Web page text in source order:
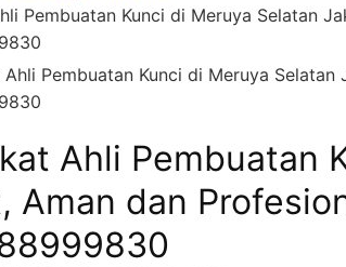
Pembuatan Kunci di Meruya Selatan
Ahli Pembuatan
Aman dan